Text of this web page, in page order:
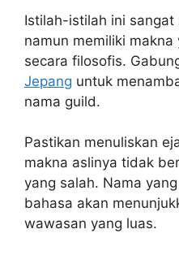
Istilah-istilah ini sangat
namun memiliki
secara filosofis.
Jepang untuk
nama guild.
Pastikan menuliskan
makna aslinya tidak
yang salah. Nama
bahasa akan
wawasan yang luas.